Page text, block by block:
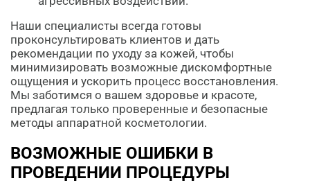
Наши специалисты всегда готовы
проконсультировать клиентов и дать
рекомендации по уходу за кожей, чтобы
минимизировать возможные дискомфортные
ощущения и ускорить процесс восстановления.
Мы заботимся о вашем здоровье и красоте,
предлагая только проверенные и безопасные
методы аппаратной косметологии.
ВОЗМОЖНЫЕ ОШИБКИ В
ПРОВЕДЕНИИ ПРОЦЕДУРЫ